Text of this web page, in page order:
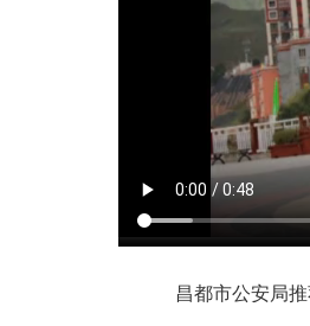
昌都市公安局